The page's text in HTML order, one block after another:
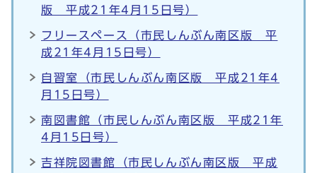
版 平成21年4月15日号）
フリースペース（市民しんぶん南区版 平
成21年4月15日号）
自習室（市民しんぶん南区版 平成21年4
月15日号）
南図書館（市民しんぶん南区版 平成21年
4月15日号）
吉祥院図書館（市民しんぶん南区版 平成